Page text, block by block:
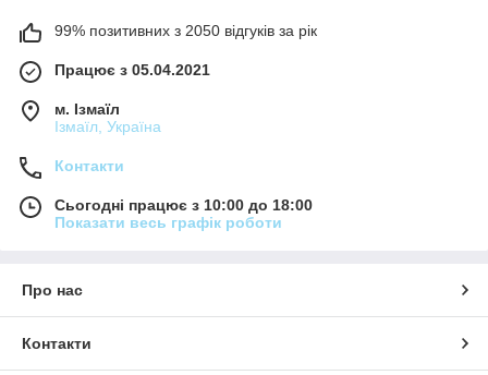
99% позитивних з 2050 відгуків за рік
Працює з 05.04.2021
м. Ізмаїл
Ізмаїл, Україна
Контакти
Сьогодні працює з 10:00 до 18:00
Показати весь графік роботи
Про нас
Контакти